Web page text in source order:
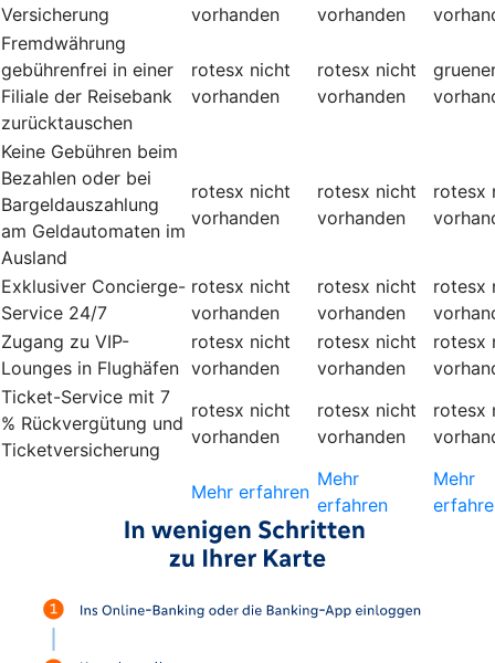
Versicherung
vorhanden
vorhanden
Fremdwährung
gebührenfrei in einer
Filiale der Reisebank
zurücktauschen
rotesx nicht
vorhanden
rotesx nicht
vorhanden
Keine Gebühren beim
Bezahlen oder bei
Bargeldauszahlung
am Geldautomaten im
Ausland
rotesx nicht
vorhanden
rotesx nicht
vorhanden
rotesx
Exklusiver Concierge-
Service 24/7
rotesx nicht
vorhanden
rotesx nicht
vorhanden
rotesx
Zugang zu VIP-
Lounges in Flughäfen
rotesx nicht
vorhanden
rotesx nicht
vorhanden
rotesx
Ticket-Service mit 7
% Rückvergütung und
Ticketversicherung
rotesx nicht
vorhanden
rotesx nicht
vorhanden
rotesx
Mehr erfahren
Mehr
erfahren
Mehr